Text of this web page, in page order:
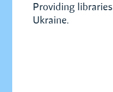
Providing
Ukraine.